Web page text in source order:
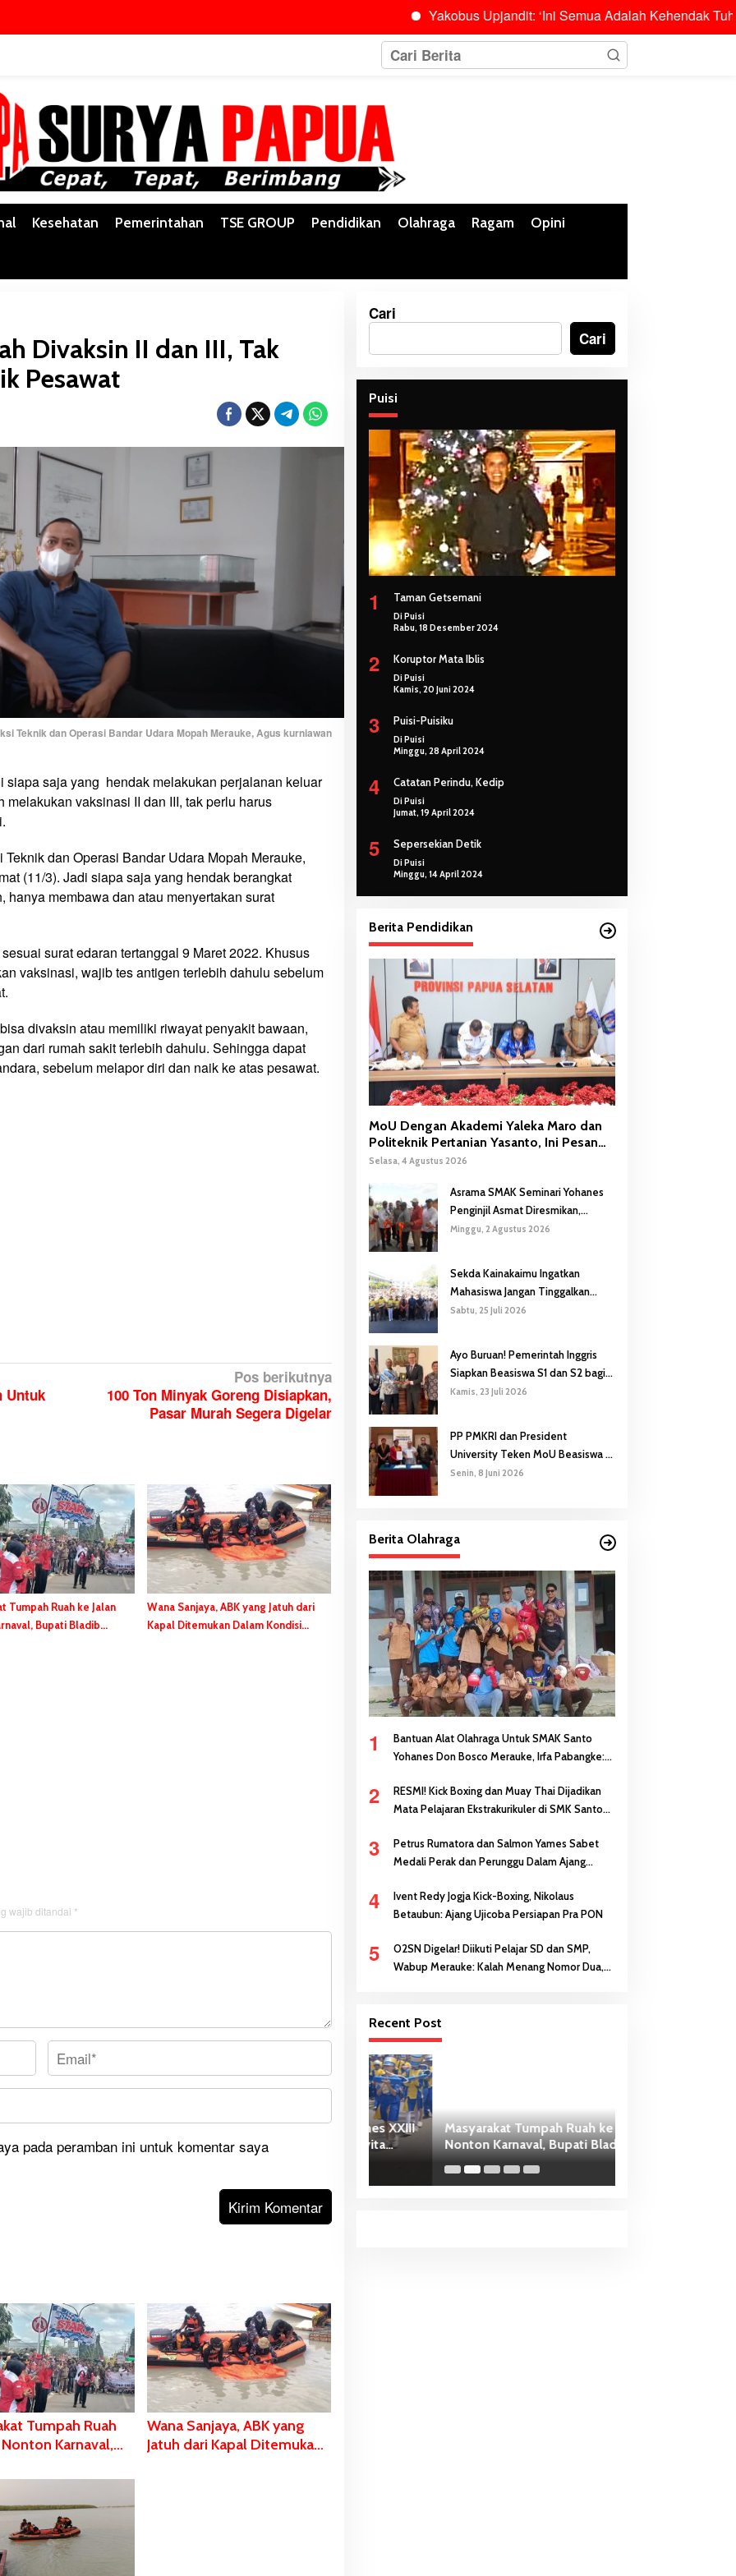
Yakobus Upjandit: ‘Ini Semua Adalah Kehendak Tuhan’
Kesehatan Pemerintahan TSE GROUP Pendidikan Olahraga Ragam Opini
Divaksin II dan III, Tak
Pesawat
Teknik dan Operasi Bandar Udara Mopah Merauke, Agus kurniawan
siapa saja yang hendak melakukan perjalanan keluar
vaksinasi II dan III, tak perlu harus
dan Operasi Bandar Udara Mopah Merauke,
(11/3). Jadi siapa saja yang hendak berangkat
hanya membawa dan atau menyertakan surat
surat edaran tertanggal 9 Maret 2022. Khusus
vaksinasi, wajib tes antigen terlebih dahulu sebelum
divaksin atau memiliki riwayat penyakit bawaan,
dari rumah sakit terlebih dahulu. Sehingga dapat
sebelum melapor diri dan naik ke atas pesawat.
Untuk
Pos berikutnya
100 Ton Minyak Goreng Disiapkan,
Pasar Murah Segera Digelar
Tumpah Ruah ke Jalan
Bupati Bladib
Wana Sanjaya, ABK yang Jatuh dari
Kapal Ditemukan Dalam Kondisi
wajib ditandai *
pada peramban ini untuk komentar saya
Tumpah Ruah
Nonton Karnaval,
Identitas
Wana Sanjaya, ABK yang
Jatuh dari Kapal Ditemukan
Cari
Cari
Puisi
1 Taman Getsemani
Di Puisi
Rabu, 18 Desember 2024
2 Koruptor Mata Iblis
Di Puisi
Kamis, 20 Juni 2024
3 Puisi-Puisiku
Di Puisi
Minggu, 28 April 2024
4 Catatan Perindu, Kedip
Di Puisi
Jumat, 19 April 2024
5 Sepersekian Detik
Di Puisi
Minggu, 14 April 2024
Berita Pendidikan
MoU Dengan Akademi Yaleka Maro dan
Politeknik Pertanian Yasanto, Ini Pesan
Gubernur Safanpo
Selasa, 4 Agustus 2026
Asrama SMAK Seminari Yohanes
Penginjil Asmat Diresmikan,
Gubernur Safanpo: Pentingnya
Minggu, 2 Agustus 2026
Sekda Kainakaimu Ingatkan
Mahasiswa Jangan Tinggalkan
‘Noda-Madu’ di Lokasi KKN
Sabtu, 25 Juli 2026
Ayo Buruan! Pemerintah Inggris
Siapkan Beasiswa S1 dan S2 bagi
Putra/Putri Papua Selatan
Kamis, 23 Juli 2026
PP PMKRI dan President
University Teken MoU Beasiswa S1
hingga S3
Senin, 8 Juni 2026
Berita Olahraga
1
Bantuan Alat Olahraga Untuk SMAK Santo
Yohanes Don Bosco Merauke, Irfa Pabangke:
2
RESMI! Kick Boxing dan Muay Thai Dijadikan
Mata Pelajaran Ekstrakurikuler di SMK Santo
3
Petrus Rumatora dan Salmon Yames Sabet
Medali Perak dan Perunggu Dalam Ajang
4
Ivent Redy Jogja Kick-Boxing, Nikolaus
Betaubun: Ajang Ujicoba Persiapan Pra PON
5
O2SN Digelar! Diikuti Pelajar SD dan SMP,
Wabup Merauke: Kalah Menang Nomor Dua,
Recent Post
Drum Band SMP YPPK Yohanes XXIII
Merauke Memukau dan Menyita
Masyarakat Tumpah Ruah ke Jalan
Nonton Karnaval, Bupati Bladib
Gebze: Jangan Lupakan Identitas